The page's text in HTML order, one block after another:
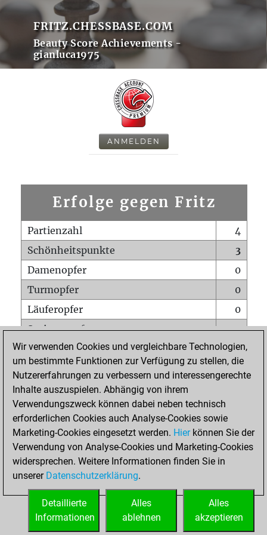
FRITZ.CHESSBASE.COM
Beauty Score Achievements -
gianluca1975
ANMELDEN
Erfolge gegen Fritz
Partienzahl
4
Schönheitspunkte
3
Damenopfer
0
Turmopfer
0
Läuferopfer
0
Springeropfer
0
Bauernopfer
0
Matt auf vollem Brett
0
Bauer setzt Matt
Erstickte Matts
Unterverwandlungen
0
Türme auf der siebten
0
STARTSEITE
Wir verwenden Cookies und vergleichbare Technologien,
um bestimmte Funktionen zur Verfügung zu stellen, die
Nutzererfahrungen zu verbessern und interessengerechte
Inhalte auszuspielen. Abhängig von ihrem
Verwendungszweck können dabei neben technisch
erforderlichen Cookies auch Analyse-Cookies sowie
Marketing-Cookies eingesetzt werden. Hierkönnen Sie der
Verwendung von Analyse-Cookies und Marketing-Cookies
widersprechen. Weitere Informationen finden Sie in
unserer Datenschutzerklärung.
Alles
akzeptieren
Alles
ablehnen
Detaillierte
Informationen